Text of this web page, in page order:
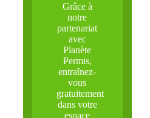
Grâce à
notre
partenariat
avec
Planète
Permis,
entraînez-
vous
gratuitement
dans votre
espace